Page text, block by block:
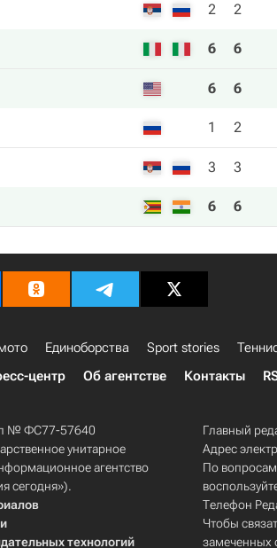
2 2
6 6
6 6
1 2
3 3
6 6
Единоборства Sport stories
центр Об агентстве Контакты
№ ФС77-57640
унитарное
агентство
сегодня»).
технологий
Главный
Адрес
По
Телефон
Чтобы
замеченных